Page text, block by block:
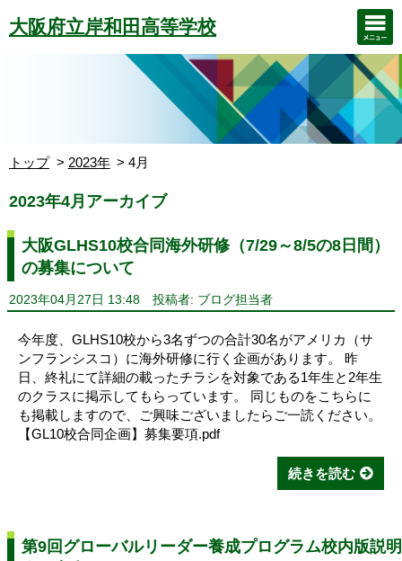
大阪府立岸和田高等学校
トップ 2023年 4月
2023年4月アーカイブ
大阪GLHS10校合同海外研修（7/29～8/5の8日間）
の募集について
2023年04月27日 13:48 投稿者: ブログ担当者
今年度、GLHS10校から3名ずつの合計30名がアメリカ（サ
ンフランシスコ）に海外研修に行く企画があります。 昨
日、終礼にて詳細の載ったチラシを対象である1年生と2年生
のクラスに掲示してもらっています。 同じものをこちらに
も掲載しますので、ご興味ございましたらご一読ください。
【GL10校合同企画】募集要項.pdf
続きを読む
第9回グローバルリーダー養成プログラム校内版説明